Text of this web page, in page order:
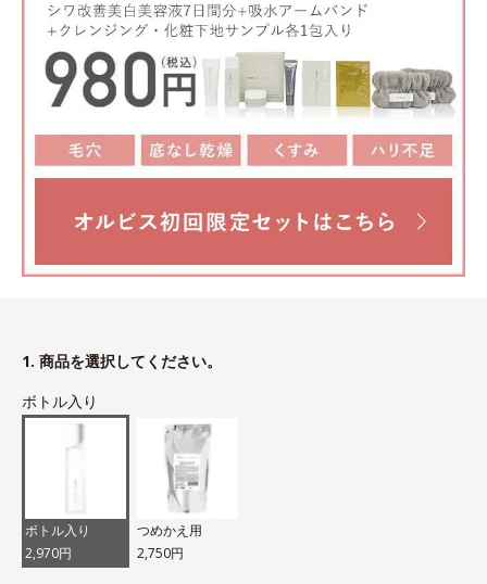
1. 商品を選択してください。
ボトル入り
ボトル入り
2,970円
つめかえ用
2,750円